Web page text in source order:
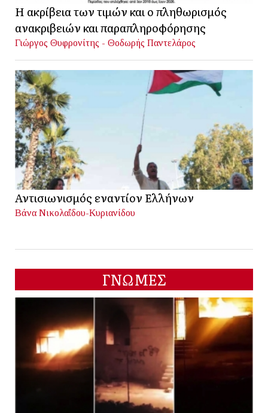
Η ακρίβεια των τιμών και ο πληθωρισμός
ανακριβειών και παραπληροφόρησης
Γιώργος Θυφρονίτης - Θοδωρής Παντελάρος
Αντισιωνισμός εναντίον Ελλήνων
Βάνα Νικολαΐδου-Κυριανίδου
ΓΝΩΜΕΣ